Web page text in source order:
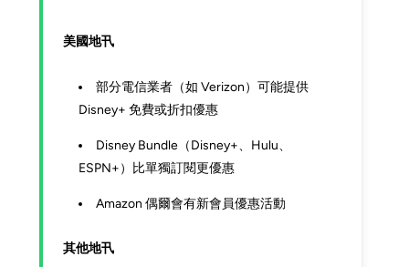
美國地卂
部分電信業者（如 Verizon）可能提供
Disney+ 免費或折扣優惠
Disney Bundle（Disney+、Hulu、
ESPN+）比單獨訂閱更優惠
Amazon 偶爾會有新會員優惠活動
其他地卂